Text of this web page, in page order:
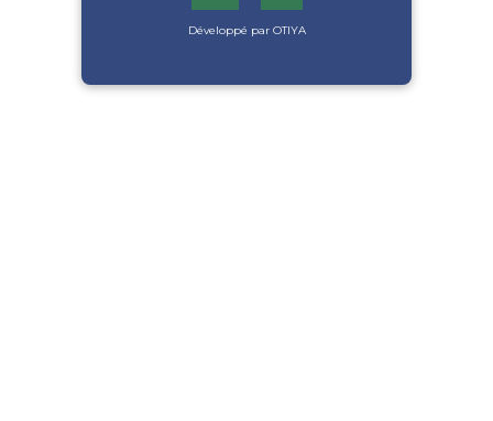
Développé par OTIYA